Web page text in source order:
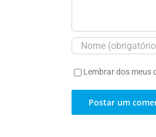
Lembrar dos meus